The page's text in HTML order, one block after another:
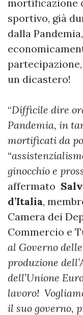
mortificazione
sportivo, già
dalla
un dicastero!
“Difficile dire
Pandemia, in
mortificati da
ginocchio e
affermato
d’Italia,
Camera dei
Commercio e
al Governo
produzione
dell’Unione
lavoro!
il suo governo,